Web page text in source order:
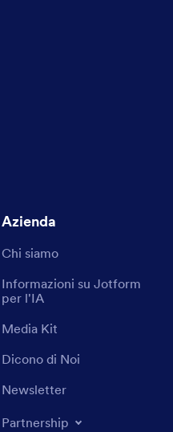
Azienda
Chi siamo
Informazioni su Jotform
per l'IA
Media Kit
Dicono di Noi
Newsletter
Partnership